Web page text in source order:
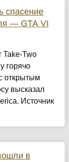
спасение
— GTA VI
Take-Two
горячо
открытым
высказал
Источник
в